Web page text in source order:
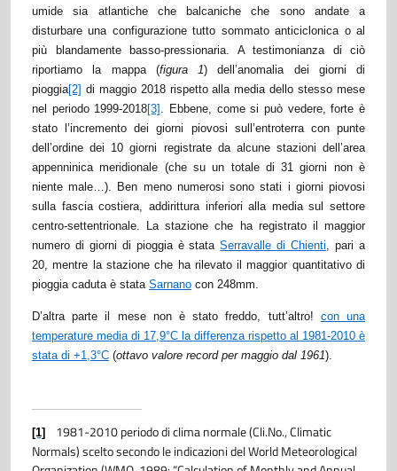
umide sia atlantiche che balcaniche che sono andate a
disturbare una configurazione tutto sommato anticiclonica o al
più blandamente basso-pressionaria. A testimonianza di ciò
riportiamo la mappa (figura 1) dell’anomalia dei giorni di
pioggia[2] di maggio 2018 rispetto alla media dello stesso mese
nel periodo 1999-2018[3] . Ebbene, come si può vedere, forte è
stato l’incremento dei giorni piovosi sull’entroterra con punte
dell’ordine dei 10 giorni registrate da alcune stazioni dell’area
appenninica meridionale (che su un totale di 31 giorni non è
niente male…). Ben meno numerosi sono stati i giorni piovosi
sulla fascia costiera, addirittura inferiori alla media sul settore
centro-settentrionale. La stazione che ha registrato il maggior
numero di giorni di pioggia è stataSerravalle di Chienti, pari a
20, mentre la stazione che ha rilevato il maggior quantitativo di
pioggia caduta è stata Sarnano con 248mm.
D’altra parte il mese non è stato freddo, tutt’altro! con una
temperature media di 17,9°C la differenza rispetto al 1981-2010 è
stata di +1,3°C (ottavo valore record per maggio dal 1961).
[1]
1981-2010 periodo di clima normale (Cli.No., Climatic
Normals) scelto secondo le indicazioni del World Meteorological